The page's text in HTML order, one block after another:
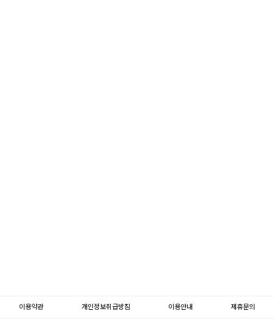
이용약관 개인정보취급방침 이용안내 제휴문의